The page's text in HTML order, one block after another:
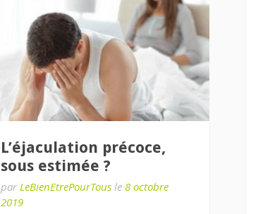
L’éjaculation précoce,
sous estimée ?
par LeBienEtrePourTousle 8 octobre
2019